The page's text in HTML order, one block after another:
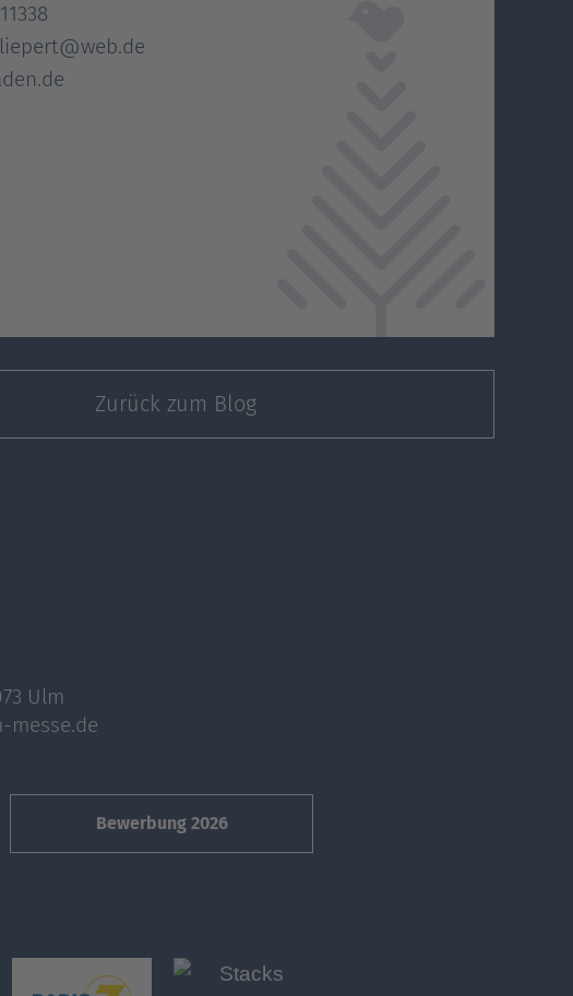
Zurück zum Blog
Ulm
messe.de
Bewerbung 2026